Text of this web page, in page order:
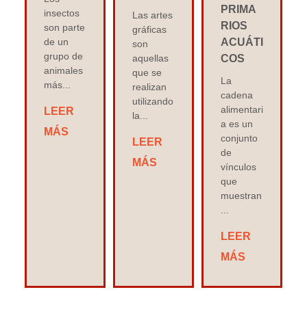
insectos
son parte
de un
grupo de
animales
más...
LEER
MÁS
Las artes
gráficas
son
aquellas
que se
realizan
utilizando
la...
LEER
MÁS
PRIMA
RIOS
ACUÁTI
COS
La
cadena
alimentari
a es un
conjunto
de
vínculos
que
muestran
LEER
MÁS